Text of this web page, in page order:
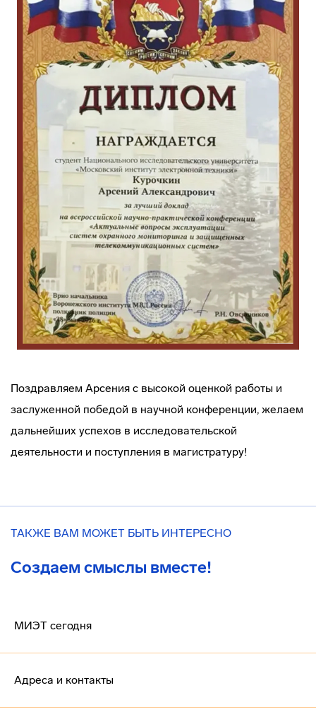
Поздравляем Арсения с высокой оценкой работы и
заслуженной победой в научной конференции, желаем
дальнейших успехов в исследовательской
деятельности и поступления в магистратуру!
ТАКЖЕ ВАМ МОЖЕТ БЫТЬ ИНТЕРЕСНО
Создаем смыслы вместе!
МИЭТ сегодня
Адреса и контакты